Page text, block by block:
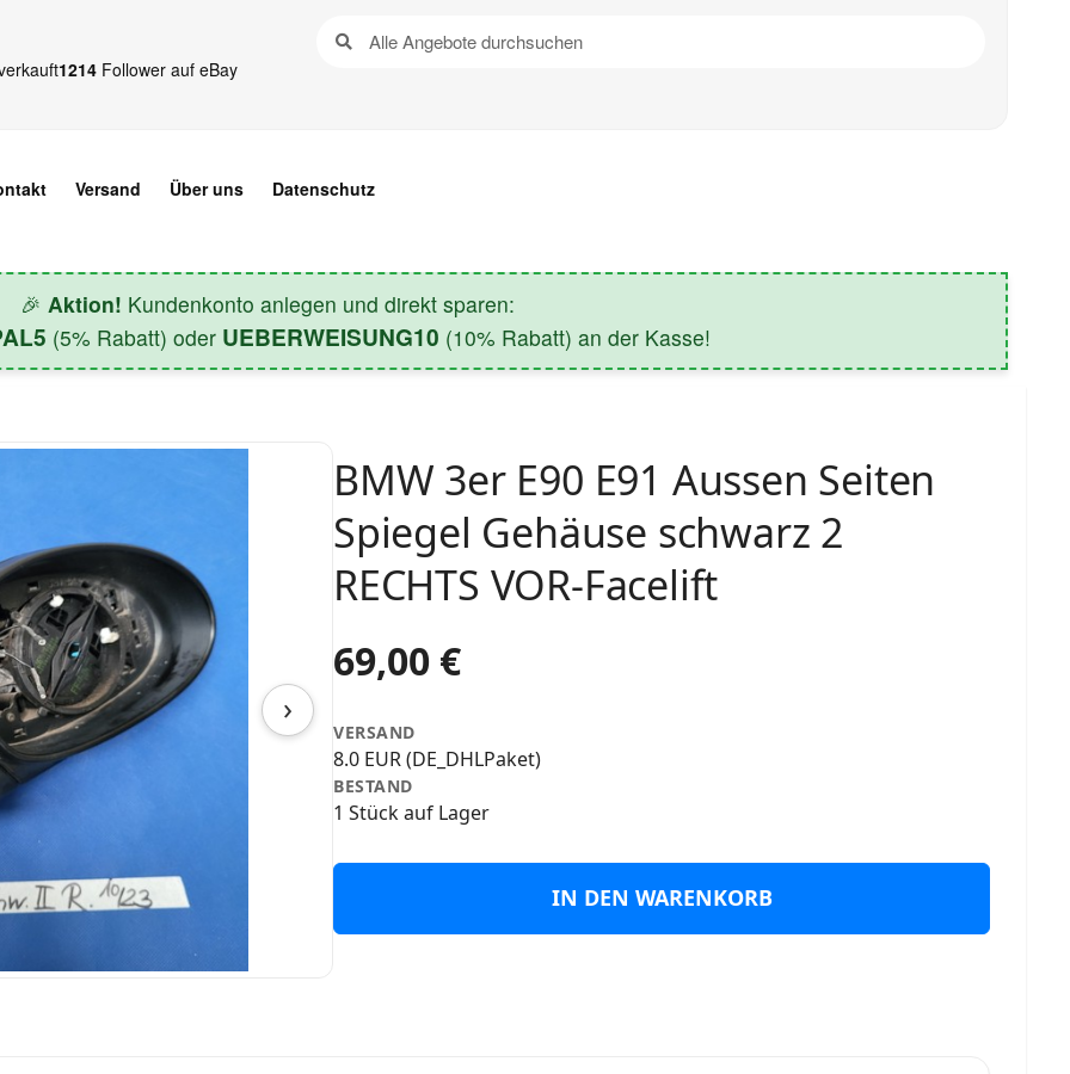
1214 Follower auf eBay
Versand Über uns Datenschutz
🎉 Aktion! Kundenkonto anlegen und direkt sparen:
(5% Rabatt) oder UEBERWEISUNG10 (10% Rabatt) an der Kasse!
›
BMW 3er E90 E91 Aussen Seiten
Spiegel Gehäuse schwarz 2
RECHTS VOR-Facelift
69,00 €
VERSAND
8.0 EUR (DE_DHLPaket)
BESTAND
1 Stück auf Lager
IN DEN WARENKORB